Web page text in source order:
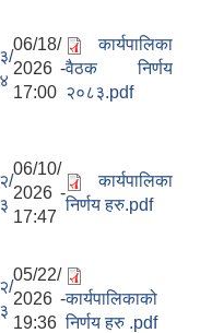
06/18/
2026 -
17:00
कार्यपालिका
वैठक निर्णय
२०८३.pdf
06/10/
2026 -
17:47
कार्यपालिका
निर्णय हरु.pdf
05/22/
2026 -
19:36
कार्यपालिकाको
निर्णय हरु .pdf